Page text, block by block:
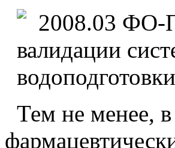
Тем не менее, в